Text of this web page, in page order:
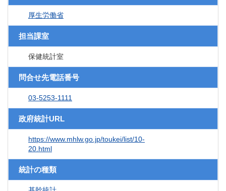
厚生労働省
担当課室
保健統計室
問合せ先電話番号
03-5253-1111
政府統計URL
https://www.mhlw.go.jp/toukei/list/10-
20.html
統計の種類